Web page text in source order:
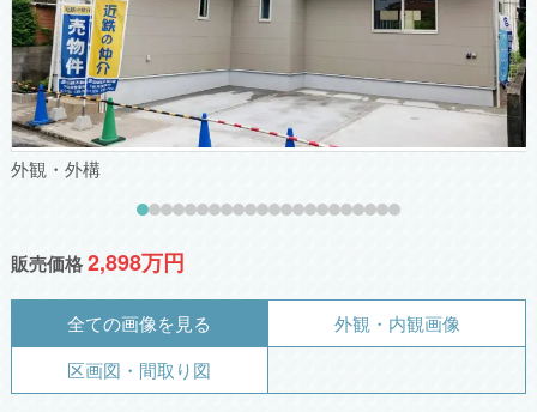
外観・外構
販売価格2,898万円
全ての画像を見る
外観・内観画像
区画図・間取り図